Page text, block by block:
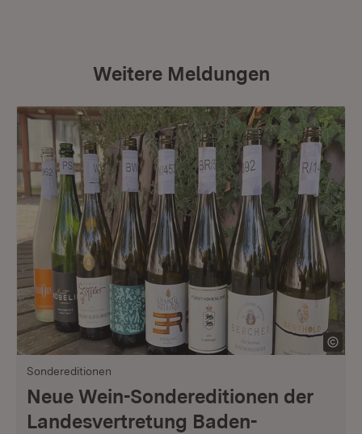
Weitere Meldungen
Sondereditionen
Neue Wein-Sondereditionen der
Landesvertretung Baden-